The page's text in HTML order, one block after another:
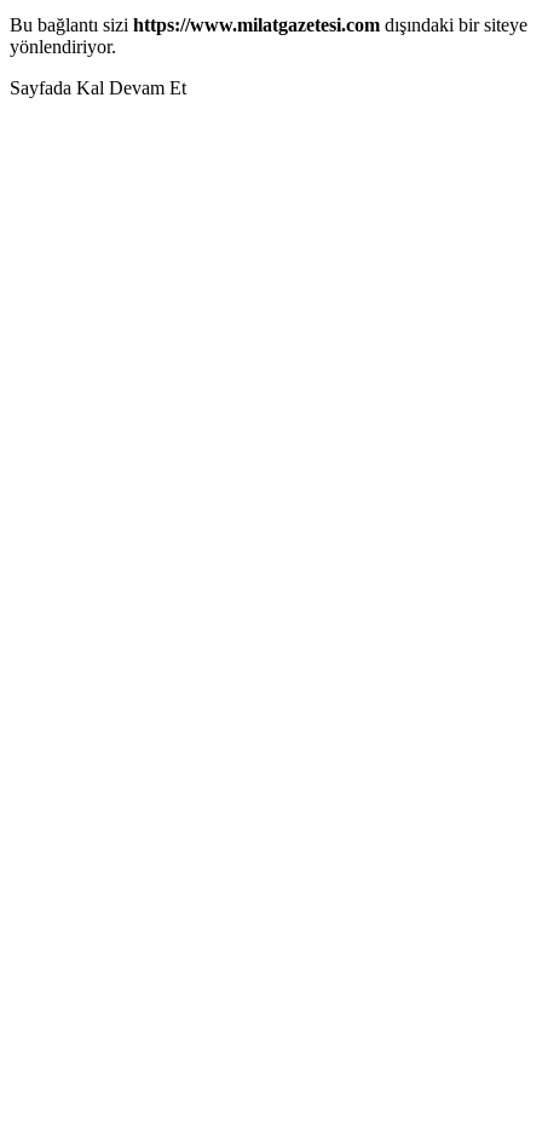
Bu bağlantı sizi https://www.milatgazetesi.com dışındaki bir siteye
yönlendiriyor.
Sayfada Kal Devam Et